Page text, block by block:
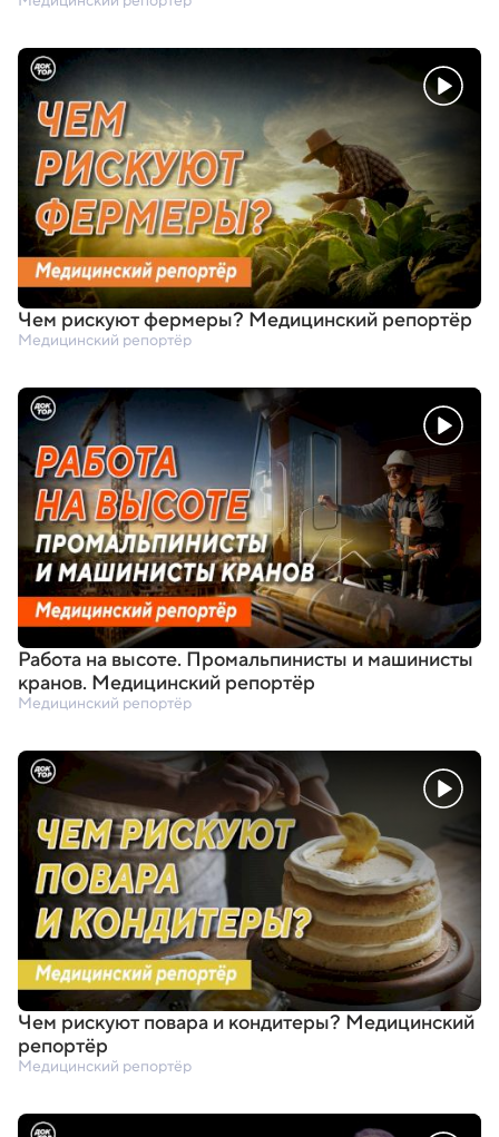
Чем рискуют фермеры? Медицинский репортёр
Медицинский репортёр
Работа на высоте. Промальпинисты и машинисты
кранов. Медицинский репортёр
Медицинский репортёр
Чем рискуют повара и кондитеры? Медицинский
репортёр
Медицинский репортёр